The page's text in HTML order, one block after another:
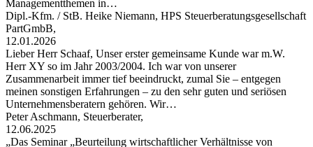
Managementthemen in…
Dipl.-Kfm. / StB. Heike Niemann, HPS Steuerberatungsgesellschaft
PartGmbB,
12.01.2026
Lieber Herr Schaaf, Unser erster gemeinsame Kunde war m.W.
Herr XY so im Jahr 2003/2004. Ich war von unserer
Zusammenarbeit immer tief beeindruckt, zumal Sie – entgegen
meinen sonstigen Erfahrungen – zu den sehr guten und seriösen
Unternehmensberatern gehören. Wir…
Peter Aschmann, Steuerberater,
12.06.2025
„Das Seminar „Beurteilung wirtschaftlicher Verhältnisse von